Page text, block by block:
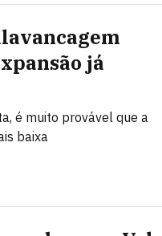
já
é muito provável que a
baixa